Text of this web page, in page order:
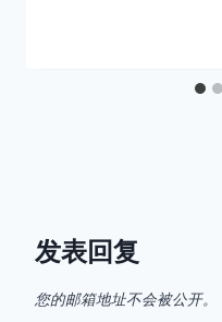
发表回复
您的邮箱地址不会被公开。